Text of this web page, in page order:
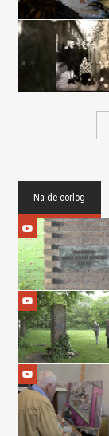
Na de oorlog